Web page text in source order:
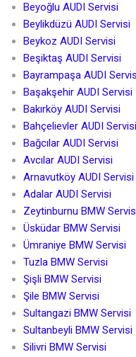
Beyoğlu AUDI Servisi
Beylikdüzü AUDI Servisi
Beykoz AUDI Servisi
Beşiktaş AUDI Servisi
Bayrampaşa AUDI
Başakşehir AUDI Servisi
Bakırköy AUDI Servisi
Bahçelievler AUDI Servisi
Bağcılar AUDI Servisi
Avcılar AUDI Servisi
Arnavutköy AUDI Servisi
Adalar AUDI Servisi
Zeytinburnu BMW
Üsküdar BMW Servisi
Ümraniye BMW Servisi
Tuzla BMW Servisi
Şişli BMW Servisi
Şile BMW Servisi
Sultangazi BMW Servisi
Sultanbeyli BMW Servisi
Silivri BMW Servisi